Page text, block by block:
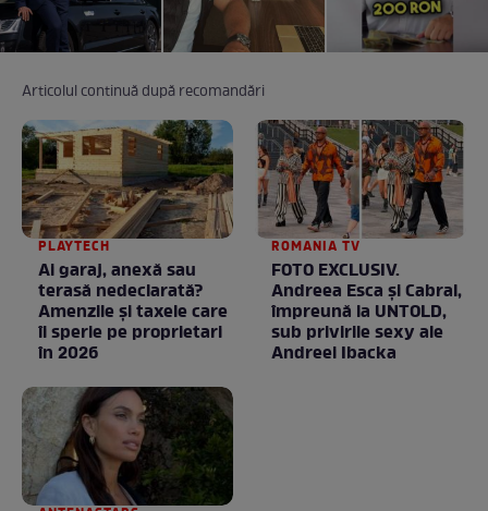
Articolul continuă după recomandări
PLAYTECH
Ai garaj, anexă sau
terasă nedeclarată?
Amenzile și taxele care
îi sperie pe proprietari
în 2026
ROMANIA TV
FOTO EXCLUSIV.
Andreea Esca şi Cabral,
împreună la UNTOLD,
sub privirile sexy ale
Andreei Ibacka